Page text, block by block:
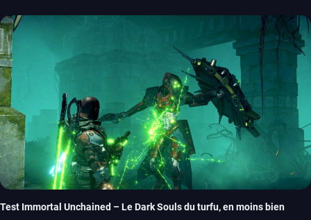
Test Immortal Unchained – Le Dark Souls du turfu, en moins bien